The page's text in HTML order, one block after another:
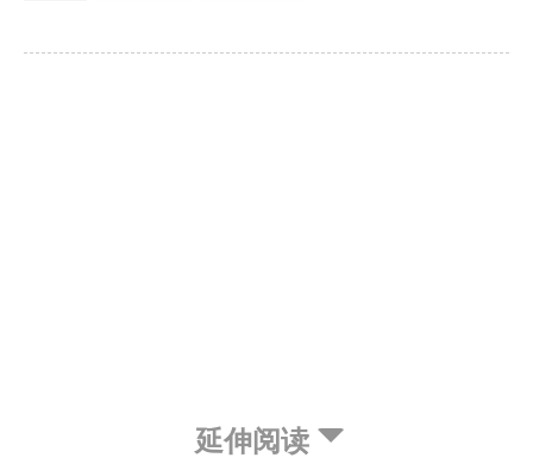
延伸阅读